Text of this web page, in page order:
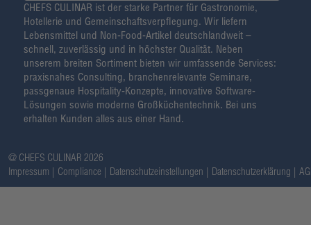
CHEFS CULINAR ist der starke Partner für Gastronomie,
Hotellerie und Gemeinschaftsverpflegung. Wir liefern
Lebensmittel und Non-Food-Artikel deutschlandweit –
schnell, zuverlässig und in höchster Qualität. Neben
unserem breiten Sortiment bieten wir umfassende Services:
praxisnahes Consulting, branchenrelevante Seminare,
passgenaue Hospitality-Konzepte, innovative Software-
Lösungen sowie moderne Großküchentechnik. Bei uns
erhalten Kunden alles aus einer Hand.
@ CHEFS CULINAR 2026
Impressum
Compliance Datenschutzeinstellungen Datenschutzerklärung